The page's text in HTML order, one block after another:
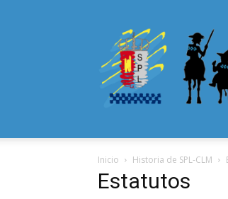
Inicio Historia de SPL-CLM
Estatutos